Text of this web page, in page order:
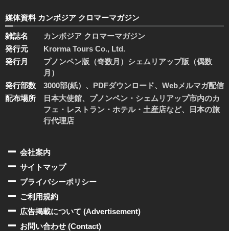
媒体資料 カンボジア クロマーマガジン
雑誌名
カンボジア クロマーマガジン
発行元
Krorma Tours Co., Ltd.
発行月
プノンペン版（奇数月）シェムリアップ版（偶数
月）
発行部数
3000部(紙）、PDFダウンロード、Webメルマガ配信
配布場所
日本大使館、プノンペン・シェムリアップ市内のカ
フェ・レストラン・ホテル・土産店など、日本の旅
行代理店
会社案内
サイトマップ
プライバシーポリシー
ご利用規約
広告掲載について (Advertisement)
お問い合わせ (Contact)